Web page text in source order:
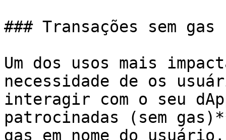
### Transações sem
Um dos usos mais
necessidade de os
interagir com o seu
patrocinadas (sem
gas em nome do